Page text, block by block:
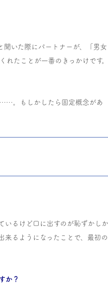
いた際にパートナーが、「男女
れたことが一番のきっかけです
。もしかしたら固定概念があ
いるけど口に出すのが恥ずかし
来るようになったことで、最初の
か？